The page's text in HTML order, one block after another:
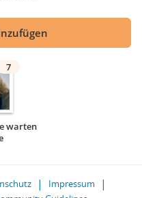
7
warten
Impressum